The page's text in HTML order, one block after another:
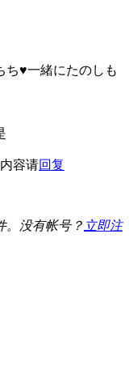
ち♥一緒にたのしも
容请回复
。没有帐号？ 立即注